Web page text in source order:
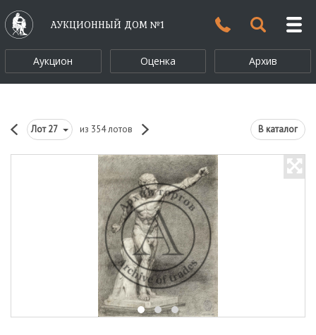
АУКЦИОННЫЙ ДОМ №1
Аукцион Оценка Архив
Лот27 из 354 лотов В каталог